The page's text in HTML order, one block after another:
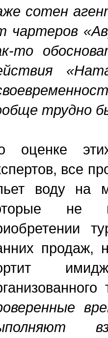
сотен
чартеров
то
трудно
оценке
все
воду на
не
продаж,